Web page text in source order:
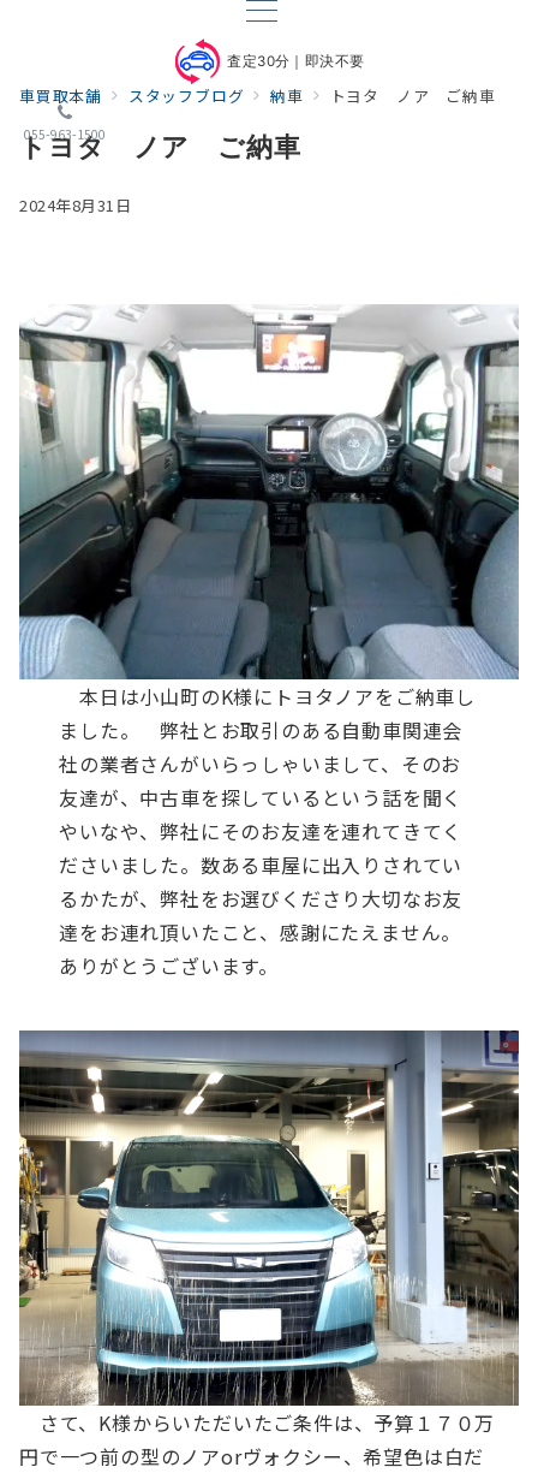
査定30分｜即決不要
055-963-1500
車買取本舗 スタッフブログ 納車 トヨタ ノア ご納車
トヨタ ノア ご納車
2024年8月31日
本日は小山町のK様にトヨタノアをご納車し
ました。
弊社とお取引のある自動車関連会
社の業者さんがいらっしゃいまして、そのお
友達が、中古車を探しているという話を聞く
やいなや、弊社にそのお友達を連れてきてく
ださいました。数ある車屋に出入りされてい
るかたが、弊社をお選びくださり大切なお友
達をお連れ頂いたこと、感謝にたえません。
ありがとうございます。
さて、K様からいただいたご条件は、予算１７０万
円で一つ前の型のノアorヴォクシー、希望色は白だ